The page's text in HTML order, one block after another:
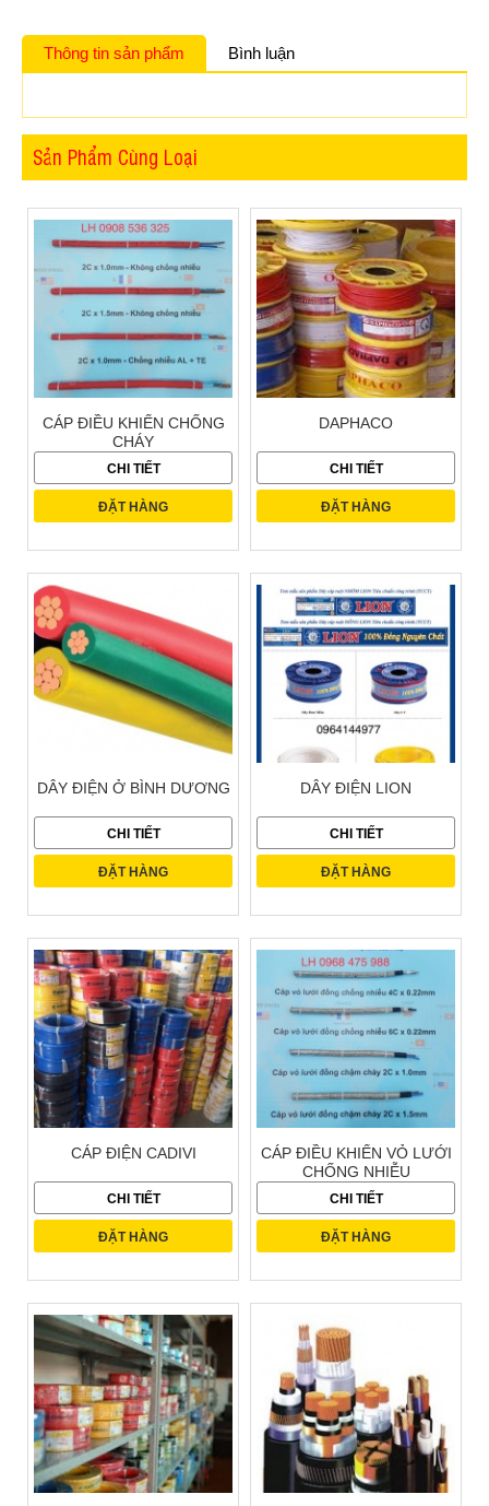
Thông tin sản phẩm Bình luận
Sản Phẩm Cùng Loại
CÁP ĐIỀU KHIỂN CHỐNG
CHÁY
CHI TIẾT
ĐẶT HÀNG
DAPHACO
CHI TIẾT
ĐẶT HÀNG
DÂY ĐIỆN Ở BÌNH DƯƠNG
CHI TIẾT
ĐẶT HÀNG
DÂY ĐIỆN LION
CHI TIẾT
ĐẶT HÀNG
CÁP ĐIỆN CADIVI
CHI TIẾT
ĐẶT HÀNG
CÁP ĐIỀU KHIỂN VỎ LƯỚI
CHỐNG NHIỄU
CHI TIẾT
ĐẶT HÀNG